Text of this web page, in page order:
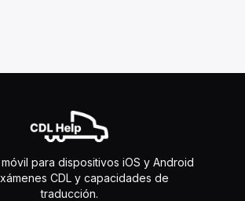
para dispositivos iOS y Android
CDL y capacidades de
traducción.